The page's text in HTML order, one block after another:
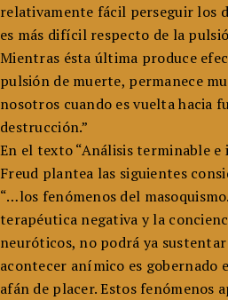
relativamente fácil perseguir los
es más difícil respecto de la
Mientras ésta última produce
pulsión de muerte, permanece
nosotros cuando es vuelta hacia
destrucción.”
En el texto “Análisis terminable e
Freud plantea las siguientes
“…los fenómenos del
terapéutica negativa y la
neuróticos, no podrá ya
acontecer anímico es gobernado
afán de placer. Estos fenómenos